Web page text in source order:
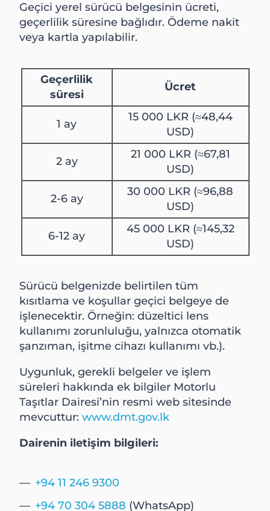
Geçici yerel sürücü belgesinin ücreti,
geçerlilik süresine bağlıdır. Ödeme nakit
veya kartla yapılabilir.
Geçerlilik
süresi
Ücret
1 ay
15 000 LKR (≈48,44
USD)
2 ay
21 000 LKR (≈67,81
USD)
2-6 ay
30 000 LKR (≈96,88
USD)
6-12 ay
45 000 LKR (≈145,32
USD)
Sürücü belgenizde belirtilen tüm
kısıtlama ve koşullar geçici belgeye de
işlenecektir. Örneğin: düzeltici lens
kullanımı zorunluluğu, yalnızca otomatik
şanzıman, işitme cihazı kullanımı vb.).
Uygunluk, gerekli belgeler ve işlem
süreleri hakkında ek bilgiler Motorlu
Taşıtlar Dairesi’nin resmi web sitesinde
mevcuttur:www.dmt.gov.lk
Dairenin iletişim bilgileri:
+94 11 246 9300
+94 70 304 5888 (WhatsApp)